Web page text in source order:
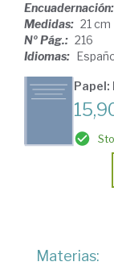
Encuadernación:
Medidas: 21 cm
Nº Pág.: 216
Idiomas:
Papel:
Materias: